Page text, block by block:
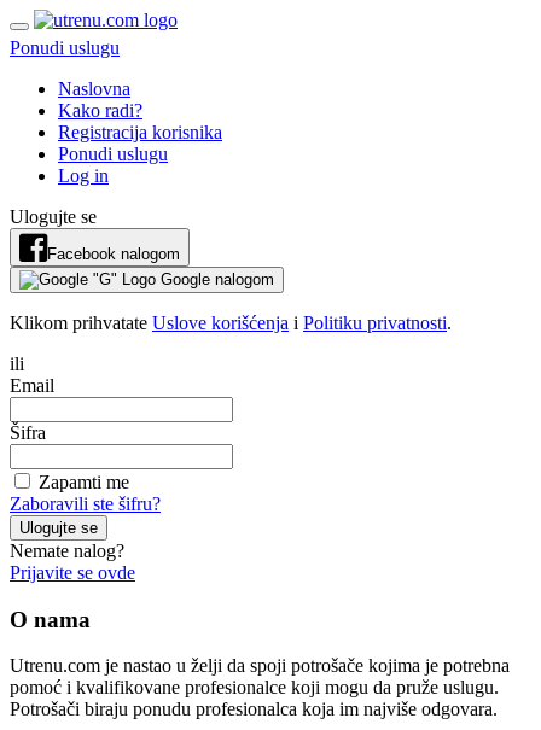
Ponudi uslugu
Naslovna
Kako radi?
Registracija korisnika
Ponudi uslugu
Log in
Ulogujte se
Facebook nalogom
Google nalogom
Klikom prihvatate Uslove korišćenja i Politiku privatnosti.
ili
Email
Šifra
Zapamti me
Zaboravili ste šifru?
Ulogujte se
Nemate nalog?
Prijavite se ovde
O nama
Utrenu.com je nastao u želji da spoji potrošače kojima je potrebna
pomoć i kvalifikovane profesionalce koji mogu da pruže uslugu.
Potrošači biraju ponudu profesionalca koja im najviše odgovara.